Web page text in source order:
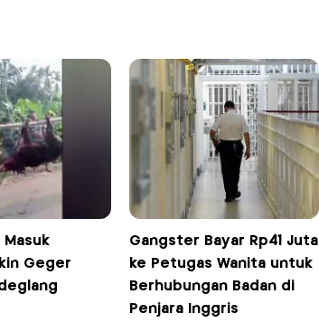
Masuk
Geger
Gangster Bayar Rp41 Juta
ke Petugas Wanita untuk
Berhubungan Badan di
Penjara Inggris